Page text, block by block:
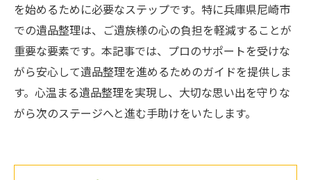
を始めるために必要なステップです。特に兵庫県尼崎市
での遺品整理は、ご遺族様の心の負担を軽減することが
重要な要素です。本記事では、プロのサポートを受けな
がら安心して遺品整理を進めるためのガイドを提供しま
す。心温まる遺品整理を実現し、大切な思い出を守りな
がら次のステージへと進む手助けをいたします。